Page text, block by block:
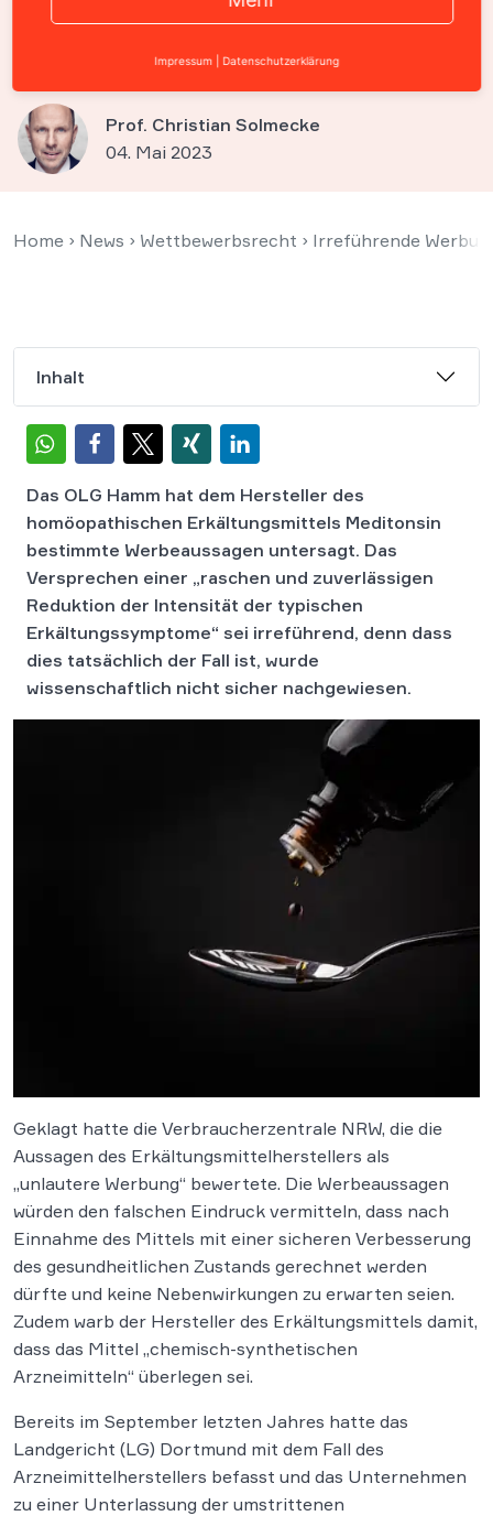
sicherem Behandlungserfolg
Prof. Christian Solmecke
04. Mai 2023
Home › News › Wettbewerbsrecht › Irreführende
Inhalt
Das OLG Hamm hat dem Hersteller des
homöopathischen Erkältungsmittels Meditonsin
bestimmte Werbeaussagen untersagt. Das
Versprechen einer „raschen und zuverlässigen
Reduktion der Intensität der typischen
Erkältungssymptome“ sei irreführend, denn dass
dies tatsächlich der Fall ist, wurde
wissenschaftlich nicht sicher nachgewiesen.
Geklagt hatte die Verbraucherzentrale NRW, die die
Aussagen des Erkältungsmittelherstellers als
„unlautere Werbung“ bewertete. Die Werbeaussagen
würden den falschen Eindruck vermitteln, dass nach
Einnahme des Mittels mit einer sicheren Verbesserung
des gesundheitlichen Zustands gerechnet werden
dürfte und keine Nebenwirkungen zu erwarten seien.
Zudem warb der Hersteller des Erkältungsmittels damit,
dass das Mittel „chemisch-synthetischen
Arzneimitteln“ überlegen sei.
Bereits im September letzten Jahres hatte das
Landgericht (LG) Dortmund mit dem Fall des
Arzneimittelherstellers befasst und das Unternehmen
zu einer Unterlassung der umstrittenen
Impressum Datenschutzerklärung